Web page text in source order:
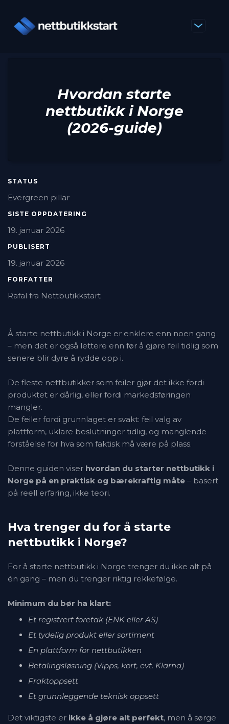
Hvordan starte
nettbutikk i Norge
(2026-guide)
STATUS
Evergreen pillar
SISTE OPPDATERING
19. januar 2026
PUBLISERT
19. januar 2026
FORFATTER
Rafal fra Nettbutikkstart
Å starte nettbutikk i Norge er enklere enn noen gang
– men det er også lettere enn før å gjøre feil tidlig som
senere blir dyre å rydde opp i.
De fleste nettbutikker som feiler gjør det ikke fordi
produktet er dårlig, eller fordi markedsføringen
mangler.
De feiler fordi grunnlaget er svakt: feil valg av
plattform, uklare beslutninger tidlig, og manglende
forståelse for hva som faktisk må være på plass.
Denne guiden viser hvordan du starter nettbutikk i
Norge på en praktisk og bærekraftig måte – basert
på reell erfaring, ikke teori.
Hva trenger du for å starte
nettbutikk i Norge?
For å starte nettbutikk i Norge trenger du ikke alt på
én gang – men du trenger riktig rekkefølge.
Minimum du bør ha klart:
Et registrert foretak (ENK eller AS)
Et tydelig produkt eller sortiment
En plattform for nettbutikken
Betalingsløsning (Vipps, kort, evt. Klarna)
Fraktoppsett
Et grunnleggende teknisk oppsett
Det viktigste er ikke å gjøre alt perfekt, men å sørge